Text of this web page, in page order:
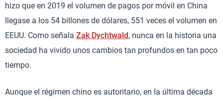
hizo que en 2019 el volumen de pagos por móvil en China
llegase a los 54 billones de dólares, 551 veces el volumen en
EEUU. Como señala Zak Dychtwald, nunca en la historia una
sociedad ha vivido unos cambios tan profundos en tan poco
tiempo.
Aunque el régimen chino es autoritario, en la última década